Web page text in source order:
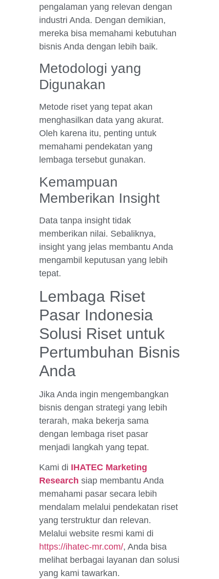
pengalaman yang relevan dengan
industri Anda. Dengan demikian,
mereka bisa memahami kebutuhan
bisnis Anda dengan lebih baik.
Metodologi yang
Digunakan
Metode riset yang tepat akan
menghasilkan data yang akurat.
Oleh karena itu, penting untuk
memahami pendekatan yang
lembaga tersebut gunakan.
Kemampuan
Memberikan Insight
Data tanpa insight tidak
memberikan nilai. Sebaliknya,
insight yang jelas membantu Anda
mengambil keputusan yang lebih
tepat.
Lembaga Riset
Pasar Indonesia
Solusi Riset untuk
Pertumbuhan Bisnis
Anda
Jika Anda ingin mengembangkan
bisnis dengan strategi yang lebih
terarah, maka bekerja sama
dengan lembaga riset pasar
menjadi langkah yang tepat.
Kami di IHATEC Marketing
Research siap membantu Anda
memahami pasar secara lebih
mendalam melalui pendekatan riset
yang terstruktur dan relevan.
Melalui website resmi kami di
https://ihatec-mr.com/, Anda bisa
melihat berbagai layanan dan solusi
yang kami tawarkan.